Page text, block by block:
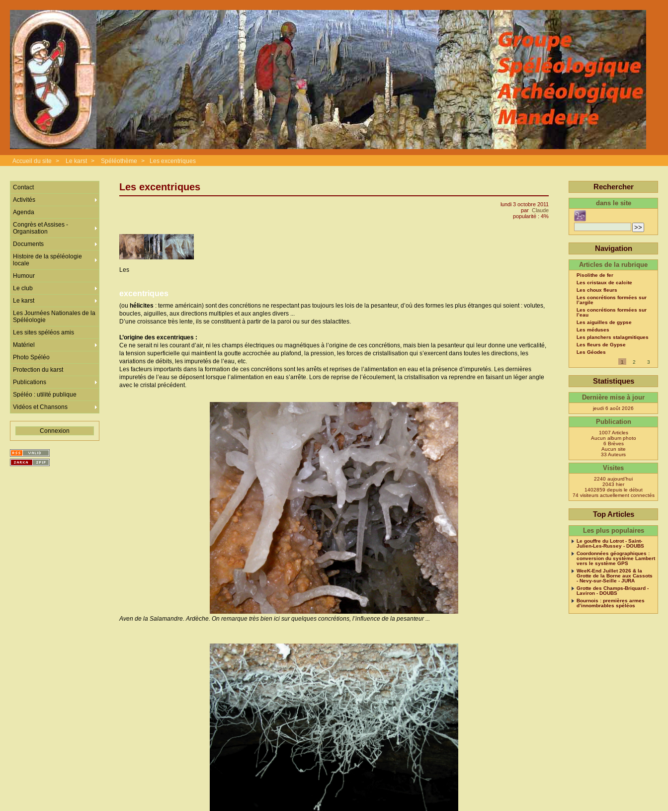
Accueil du site > Le karst > Spéléothème > Les excentriques
Les excentriques
lundi 3 octobre 2011
par Claude
popularité : 4%
Les
excentriques
(ou hélicites : terme américain) sont des concrétions ne respectant pas toujours les lois de la pesanteur, d’où des formes les plus étranges qui soient : volutes,
boucles, aiguilles, aux directions multiples et aux angles divers ...
D’une croissance très lente, ils se constituent à partir de la paroi ou sur des stalactites.
L’origine des excentriques :
Ce ne serait ni les courant d’air, ni les champs électriques ou magnétiques à l’origine de ces concrétions, mais bien la pesanteur qui leur donne une verticalité,
la tension superficielle qui maintient la goutte accrochée au plafond, la pression, les forces de cristallisation qui s’exercent dans toutes les directions, les
variations de débits, les impuretés de l’eau, etc.
Les facteurs importants dans la formation de ces concrétions sont les arrêts et reprises de l’alimentation en eau et la présence d’impuretés. Les dernières
impuretés de l’eau se déposent lorsque l’alimentation en eau s’arrête. Lors de reprise de l’écoulement, la cristallisation va reprendre en faisant un léger angle
avec le cristal précédent.
Aven de la Salamandre. Ardèche. On remarque très bien ici sur quelques concrétions, l’influence de la pesanteur ...
Contact
Activités
Agenda
Congrès et Assises -
Organisation
Documents
Histoire de la spéléologie
locale
Humour
Le club
Le karst
Les Journées Nationales de la
Spéléologie
Les sites spéléos amis
Matériel
Photo Spéléo
Protection du karst
Publications
Spéléo : utilité publique
Vidéos et Chansons
Connexion
Rechercher
dans le site
Navigation
Articles de la rubrique
Pisolithe de fer
Les cristaux de calcite
Les choux fleurs
Les concrétions formées sur
l’argile
Les concrétions formées sur
l’eau
Les aiguilles de gypse
Les méduses
Les planchers stalagmitiques
Les fleurs de Gypse
Les Géodes
1
2 3
Statistiques
Dernière mise à jour
jeudi 6 août 2026
Publication
1007 Articles
Aucun album photo
6 Brèves
Aucun site
33 Auteurs
Visites
2240 aujourd’hui
2043 hier
1402859 depuis le début
74 visiteurs actuellement connectés
Top Articles
Les plus populaires
Le gouffre du Lotrot - Saint-
Julien-Les-Russey - DOUBS
Coordonnées géographiques :
conversion du système Lambert
vers le système GPS
WeeK-End Juillet 2026 & la
Grotte de la Borne aux Cassots
- Nevy-sur-Seille - JURA
Grotte des Champs-Briquard -
Laviron - DOUBS
Bournois : premières armes
d’innombrables spéléos